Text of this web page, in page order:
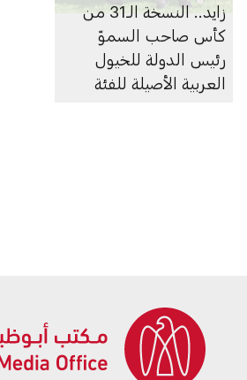
زايد.. النسخة الـ31 من
كأس صاحب السموّ
رئيس الدولة للخيول
العربية الأصيلة للفئة